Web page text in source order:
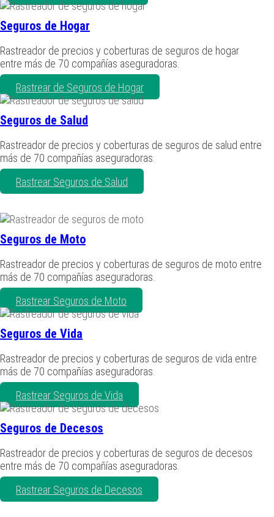
Seguros de Hogar
Rastreador de precios y coberturas de seguros de hogar
entre más de 70 compañías aseguradoras.
Rastrear de Seguros de Hogar
Seguros de Salud
Rastreador de precios y coberturas de seguros de salud entre
más de 70 compañías aseguradoras.
Rastrear Seguros de Salud
Seguros de Moto
Rastreador de precios y coberturas de seguros de moto entre
más de 70 compañías aseguradoras.
Rastrear Seguros de Moto
Seguros de Vida
Rastreador de precios y coberturas de seguros de vida entre
más de 70 compañías aseguradoras.
Rastrear Seguros de Vida
Seguros de Decesos
Rastreador de precios y coberturas de seguros de decesos
entre más de 70 compañías aseguradoras.
Rastrear Seguros de Decesos